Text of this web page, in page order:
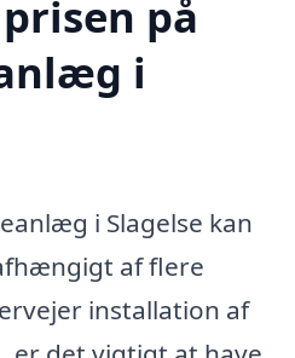
på
i
i Slagelse kan
af flere
installation af